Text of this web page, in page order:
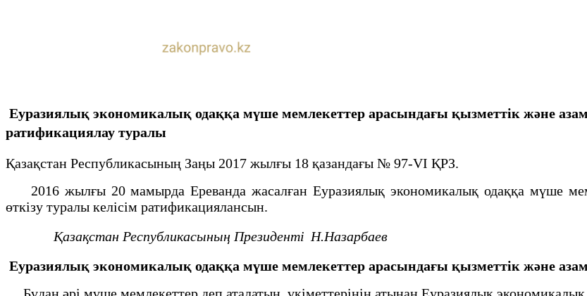
Еуразиялық экономикалық одаққа мүше мемлекеттер арасындағы қызметтік және
ратификациялау туралы
Қазақстан Республикасының Заңы 2017 жылғы 18 қазандағы № 97-VI ҚРЗ.
2016 жылғы 20 мамырда Ереванда жасалған Еуразиялық экономикалық одаққа мүше
өткізу туралы келісім ратификациялансын.
Қазақстан Республикасының Президенті Н.Назарбаев
Еуразиялық экономикалық одаққа мүше мемлекеттер арасындағы қызметтік және